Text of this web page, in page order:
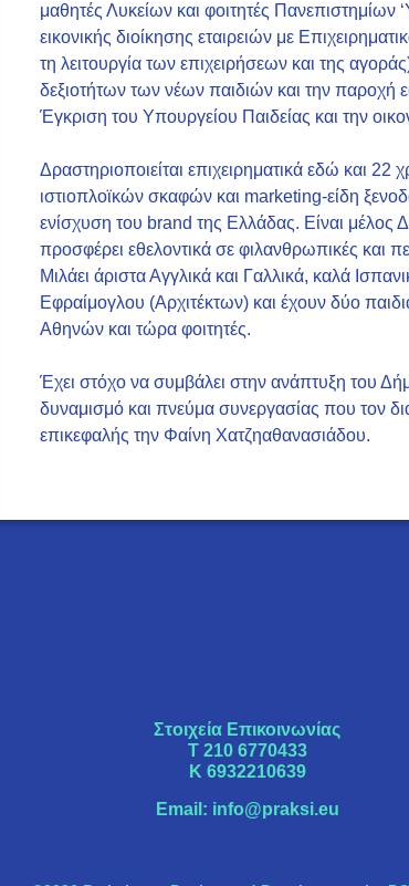
μαθητές Λυκείων και φοιτητές
εικονικής διοίκησης εταιρειών με
τη λειτουργία των επιχειρήσεων και της
δεξιοτήτων των νέων παιδιών και την παροχή
Έγκριση του Υπουργείου Παιδείας και την
Δραστηριοποιείται επιχειρηματικά εδώ και 22
ιστιοπλοϊκών σκαφών και marketing-είδη
ενίσχυση του brand της Ελλάδας. Είναι μέλος
προσφέρει εθελοντικά σε φιλανθρωπικές και
Μιλάει άριστα Αγγλικά και Γαλλικά, καλά
Εφραίμογλου (Αρχιτέκτων) και έχουν δύο
Αθηνών και τώρα φοιτητές.
Έχει στόχο να συμβάλει στην ανάπτυξη του
δυναμισμό και πνεύμα συνεργασίας που τον
επικεφαλής την Φαίνη Χατζηαθανασιάδου.
Στοιχεία Επικοινωνίας
Τ 210 6770433
K 6932210639
Email: info@praksi.eu